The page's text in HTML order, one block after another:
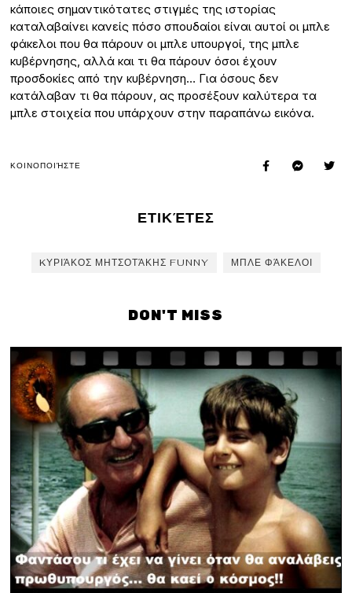
κάποιες σημαντικότατες στιγμές της ιστορίας
καταλαβαίνει κανείς πόσο σπουδαίοι είναι αυτοί οι μπλε
φάκελοι που θα πάρουν οι μπλε υπουργοί, της μπλε
κυβέρνησης, αλλά και τι θα πάρουν όσοι έχουν
προσδοκίες από την κυβέρνηση… Για όσους δεν
κατάλαβαν τι θα πάρουν, ας προσέξουν καλύτερα τα
μπλε στοιχεία που υπάρχουν στην παραπάνω εικόνα.
ΚΟΙΝΟΠΟΙΉΣΤΕ
ΕΤΙΚΈΤΕΣ
KΥΡΙΆΚΟΣ ΜΗΤΣΟΤΆΚΗΣ FUNNY ΜΠΛΕ ΦΆΚΕΛΟΙ
DON'T MISS